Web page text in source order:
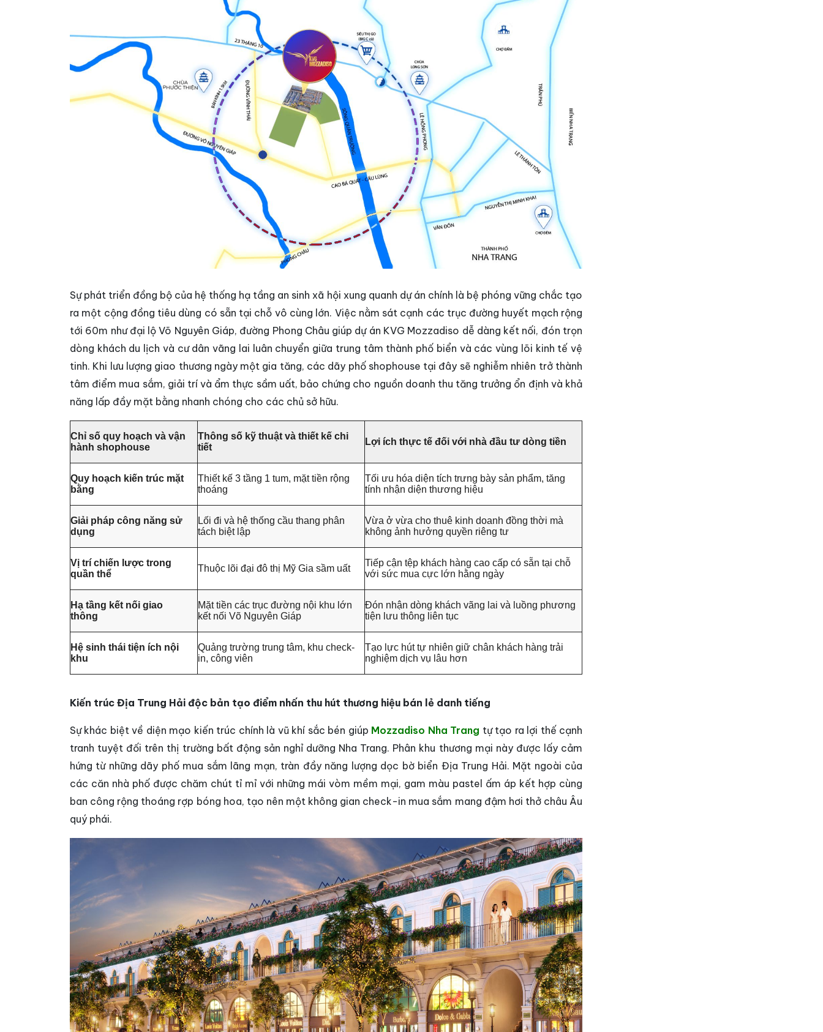
Sự phát triển đồng bộ của hệ thống hạ tầng an sinh xã hội xung quanh dự án chính là bệ phóng vững chắc tạo
ra một cộng đồng tiêu dùng có sẵn tại chỗ vô cùng lớn. Việc nằm sát cạnh các trục đường huyết mạch rộng
tới 60m như đại lộ Võ Nguyên Giáp, đường Phong Châu giúp dự án KVG Mozzadiso dễ dàng kết nối, đón trọn
dòng khách du lịch và cư dân vãng lai luân chuyển giữa trung tâm thành phố biển và các vùng lõi kinh tế vệ
tinh. Khi lưu lượng giao thương ngày một gia tăng, các dãy phố shophouse tại đây sẽ nghiễm nhiên trở thành
tâm điểm mua sắm, giải trí và ẩm thực sầm uất, bảo chứng cho nguồn doanh thu tăng trưởng ổn định và khả
năng lấp đầy mặt bằng nhanh chóng cho các chủ sở hữu.
Chỉ số quy hoạch và vận
hành shophouse
Thông số kỹ thuật và thiết kế chi
tiết
Lợi ích thực tế đối với nhà đầu tư dòng tiền
Quy hoạch kiến trúc mặt
bằng
Thiết kế 3 tầng 1 tum, mặt tiền rộng
thoáng
Tối ưu hóa diện tích trưng bày sản phẩm, tăng
tính nhận diện thương hiệu
Giải pháp công năng sử
dụng
Lối đi và hệ thống cầu thang phân
tách biệt lập
Vừa ở vừa cho thuê kinh doanh đồng thời mà
không ảnh hưởng quyền riêng tư
Vị trí chiến lược trong
quần thể
Thuộc lõi đại đô thị Mỹ Gia sầm uất
Tiếp cận tệp khách hàng cao cấp có sẵn tại chỗ
với sức mua cực lớn hằng ngày
Hạ tầng kết nối giao
thông
Mặt tiền các trục đường nội khu lớn
kết nối Võ Nguyên Giáp
Đón nhận dòng khách vãng lai và luồng phương
tiện lưu thông liên tục
Hệ sinh thái tiện ích nội
khu
Quảng trường trung tâm, khu check-
in, công viên
Tạo lực hút tự nhiên giữ chân khách hàng trải
nghiệm dịch vụ lâu hơn
Kiến trúc Địa Trung Hải độc bản tạo điểm nhấn thu hút thương hiệu bán lẻ danh tiếng
Sự khác biệt về diện mạo kiến trúc chính là vũ khí sắc bén giúp Mozzadiso Nha Trang tự tạo ra lợi thế cạnh
tranh tuyệt đối trên thị trường bất động sản nghỉ dưỡng Nha Trang. Phân khu thương mại này được lấy cảm
hứng từ những dãy phố mua sắm lãng mạn, tràn đầy năng lượng dọc bờ biển Địa Trung Hải. Mặt ngoài của
các căn nhà phố được chăm chút tỉ mỉ với những mái vòm mềm mại, gam màu pastel ấm áp kết hợp cùng
ban công rộng thoáng rợp bóng hoa, tạo nên một không gian check-in mua sắm mang đậm hơi thở châu Âu
quý phái.